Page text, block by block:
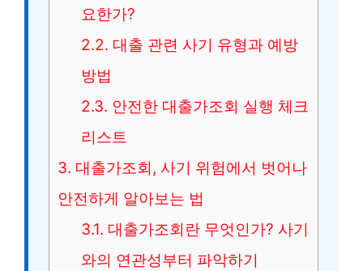
요한가?
2.2. 대출 관련 사기 유형과 예방
방법
2.3. 안전한 대출가조회 실행 체크
리스트
3. 대출가조회, 사기 위험에서 벗어나
안전하게 알아보는 법
3.1. 대출가조회란 무엇인가? 사기
와의 연관성부터 파악하기